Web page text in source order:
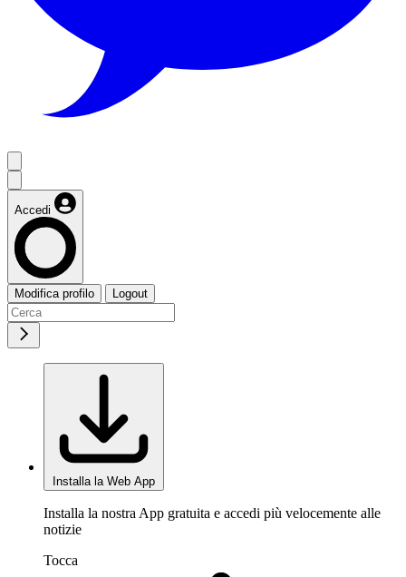
Accedi
Modifica profilo Logout
Installa la Web App
Installa la nostra App gratuita e accedi più velocemente alle
notizie
Tocca